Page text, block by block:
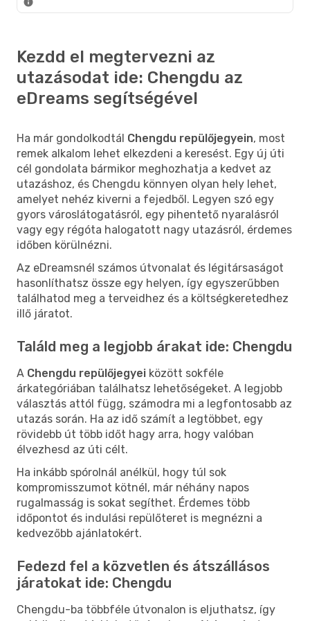
Kezdd el megtervezni az
utazásodat ide: Chengdu az
eDreams segítségével
Ha már gondolkodtál Chengdu repülőjegyein, most
remek alkalom lehet elkezdeni a keresést. Egy új úti
cél gondolata bármikor meghozhatja a kedvet az
utazáshoz, és Chengdu könnyen olyan hely lehet,
amelyet nehéz kiverni a fejedből. Legyen szó egy
gyors városlátogatásról, egy pihentető nyaralásról
vagy egy régóta halogatott nagy utazásról, érdemes
időben körülnézni.
Az eDreamsnél számos útvonalat és légitársaságot
hasonlíthatsz össze egy helyen, így egyszerűbben
találhatod meg a terveidhez és a költségkeretedhez
illő járatot.
Találd meg a legjobb árakat ide: Chengdu
A Chengdu repülőjegyei között sokféle
árkategóriában találhatsz lehetőségeket. A legjobb
választás attól függ, számodra mi a legfontosabb az
utazás során. Ha az idő számít a legtöbbet, egy
rövidebb út több időt hagy arra, hogy valóban
élvezhesd az úti célt.
Ha inkább spórolnál anélkül, hogy túl sok
kompromisszumot kötnél, már néhány napos
rugalmasság is sokat segíthet. Érdemes több
időpontot és indulási repülőteret is megnézni a
kedvezőbb ajánlatokért.
Fedezd fel a közvetlen és átszállásos
járatokat ide: Chengdu
Chengdu-ba többféle útvonalon is eljuthatsz, így